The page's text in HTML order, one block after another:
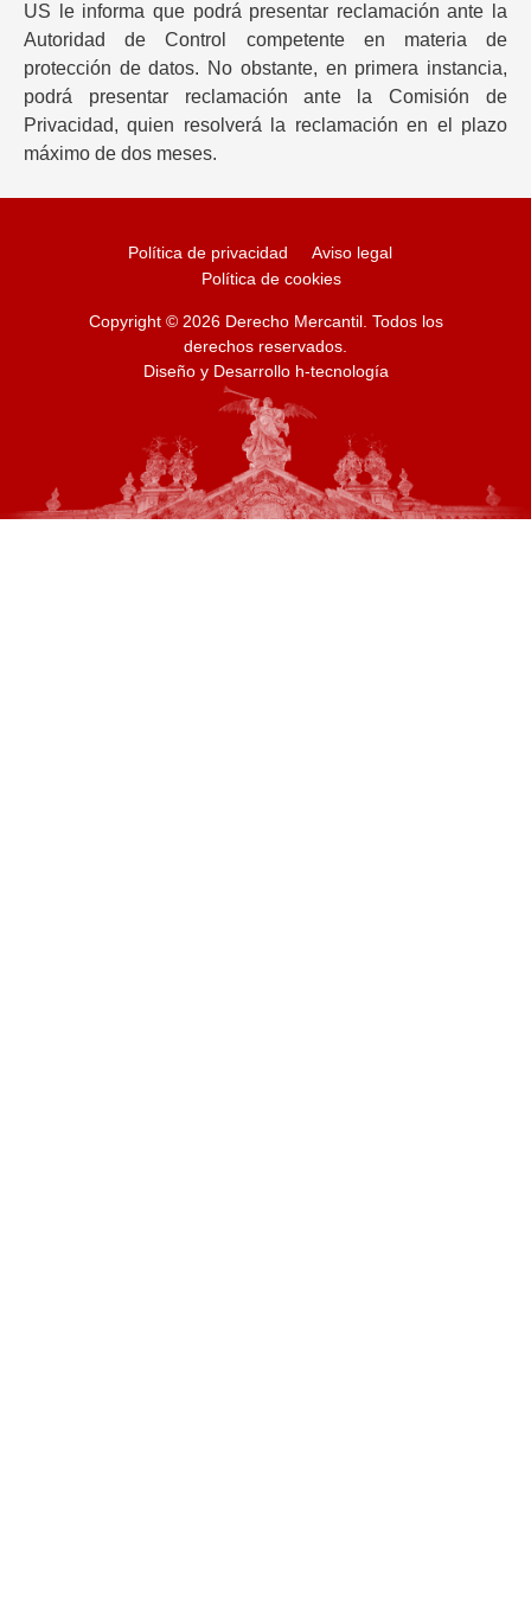
US le informa que podrá presentar reclamación ante la
Autoridad de Control competente en materia de
protección de datos. No obstante, en primera instancia,
podrá presentar reclamación ante la Comisión de
Privacidad, quien resolverá la reclamación en el plazo
máximo de dos meses.
Copyright © 2026 Derecho Mercantil. Todos los
derechos reservados.
Diseño y Desarrollo h-tecnología
Política de privacidad
Aviso legal
Política de cookies